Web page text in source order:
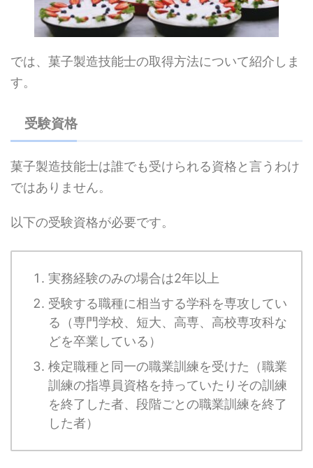
では、菓子製造技能士の取得方法について紹介しま
す。
受験資格
菓子製造技能士は誰でも受けられる資格と言うわけ
ではありません。
以下の受験資格が必要です。
実務経験のみの場合は2年以上
受験する職種に相当する学科を専攻してい
る（専門学校、短大、高専、高校専攻科な
どを卒業している）
検定職種と同一の職業訓練を受けた（職業
訓練の指導員資格を持っていたりその訓練
を終了した者、段階ごとの職業訓練を終了
した者）